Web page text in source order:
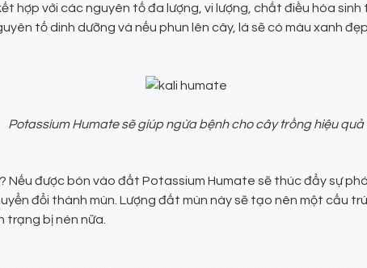
hợp với các nguyên tố đa lượng, vi lượng, chất điều hòa
tố dinh dưỡng và nếu phun lên cây, lá sẽ có màu xanh
Potassium Humate sẽ giúp ngừa bệnh cho cây trồng hiệu quả
Nếu được bón vào đất Potassium Humate sẽ thúc đẩy sự
đổi thành mùn. Lượng đất mùn này sẽ tạo nên một cấu
bị nén nữa.